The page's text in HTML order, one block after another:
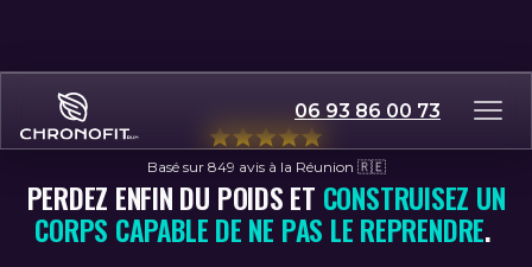
06 93 86 00 73
Basé sur 849 avis à la Réunion 🇷🇪
PERDEZ ENFIN DU POIDS ET CONSTRUISEZ UN
CORPS CAPABLE DE NE PAS LE REPRENDRE.